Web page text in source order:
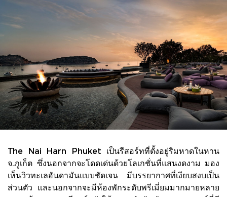
The Nai Harn Phuket เป็นรีสอร์ทที่ตั้งอยู่ริมหาดในหาน
จ.ภูเก็ต ซึ่งนอกจากจะโดดเด่นด้วยโลเกชั่นที่แสนงดงาม มอง
เห็นวิวทะเลอันดามันแบบชัดเจน มีบรรยากาศที่เงียบสงบเป็น
ส่วนตัว และนอกจากจะมีห้องพักระดับพรีเมี่ยมมากมายหลาย